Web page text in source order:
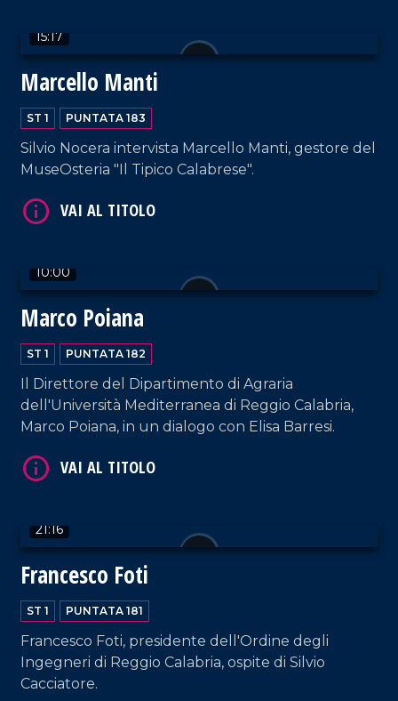
15:17
Marcello Manti
ST 1 PUNTATA 183
Silvio Nocera intervista Marcello Manti, gestore del
MuseOsteria "Il Tipico Calabrese".
10:00
Marco Poiana
ST 1 PUNTATA 182
Il Direttore del Dipartimento di Agraria
dell'Università Mediterranea di Reggio Calabria,
Marco Poiana, in un dialogo con Elisa Barresi.
21:16
Francesco Foti
ST 1 PUNTATA 181
Francesco Foti, presidente dell'Ordine degli
Ingegneri di Reggio Calabria, ospite di Silvio
Cacciatore.
VAI AL TITOLO
VAI AL TITOLO
VAI AL TITOLO
VAI AL TITOLO